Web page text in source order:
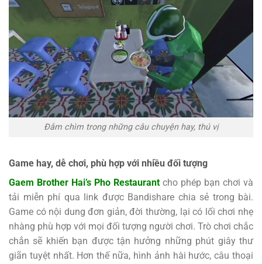
Đắm chìm trong những câu chuyện hay, thú vị
Game hay, dễ chơi, phù hợp với nhiều đối tượng
Gaem Brother Hai’s Pho Restaurant cho phép bạn chơi và
tải miễn phí qua link được Bandishare chia sẻ trong bài.
Game có nội dung đơn giản, đời thường, lại có lối chơi nhẹ
nhàng phù hợp với mọi đối tượng người chơi. Trò chơi chắc
chắn sẽ khiến bạn được tận hưởng những phút giây thư
giãn tuyệt nhất. Hơn thế nữa, hình ảnh hài hước, câu thoại